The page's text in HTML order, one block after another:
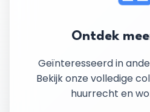
Ontdek
Geïnteresseerd in
Bekijk onze volledige
huurrecht en